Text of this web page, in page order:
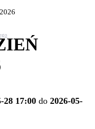
28 17:00 do 2026-05-